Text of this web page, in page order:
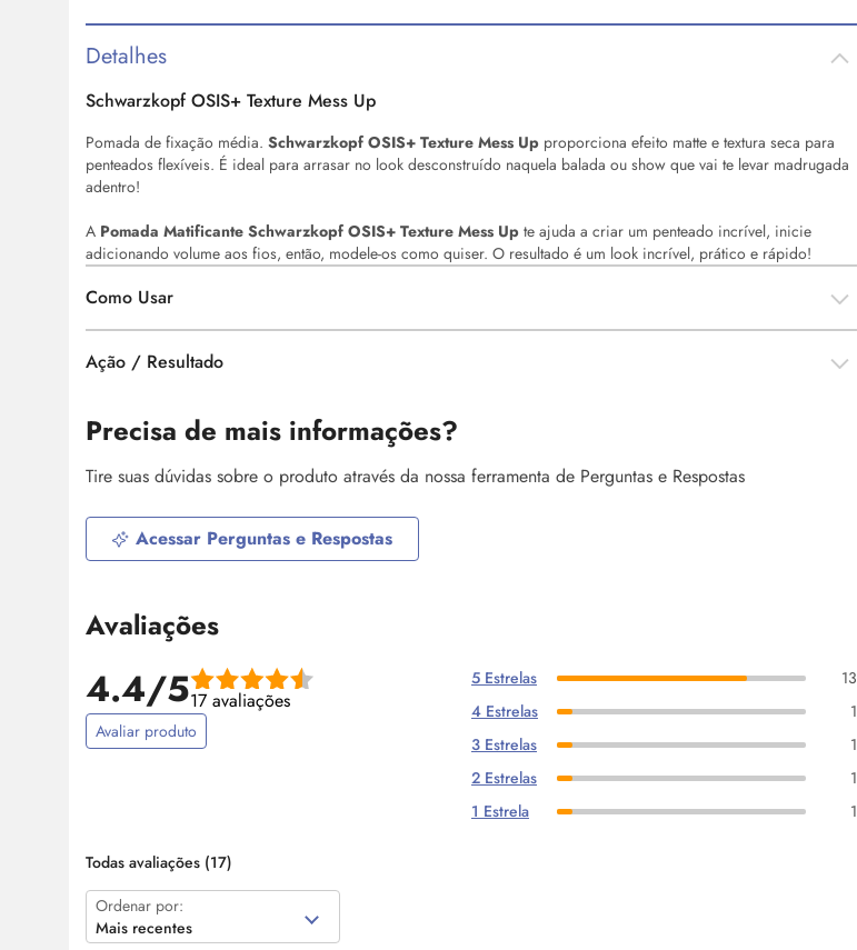
Detalhes
Schwarzkopf OSIS+ Texture Mess Up
Pomada de fixação média. Schwarzkopf OSIS+ Texture Mess Up proporciona efeito matte e textura seca para
penteados flexíveis. É ideal para arrasar no look desconstruído naquela balada ou show que vai te levar madrugada
adentro!
A Pomada Matificante Schwarzkopf OSIS+ Texture Mess Up te ajuda a criar um penteado incrível, inicie
adicionando volume aos fios, então, modele-os como quiser. O resultado é um look incrível, prático e rápido!
Como Usar
Ação / Resultado
Precisa de mais informações?
Tire suas dúvidas sobre o produto através da nossa ferramenta de Perguntas e Respostas
Acessar Perguntas e Respostas
Avaliações
4.4/517 avaliações
Avaliar produto
5 Estrelas
13
4 Estrelas
1
3 Estrelas
1
2 Estrelas
1
1 Estrela
1
Todas avaliações (17)
Ordenar por:
Mais recentes